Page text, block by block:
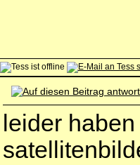
leider